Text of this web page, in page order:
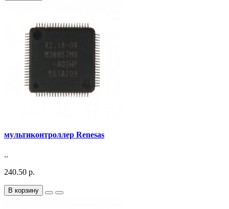
мультиконтроллер Renesas
..
240.50 р.
В корзину